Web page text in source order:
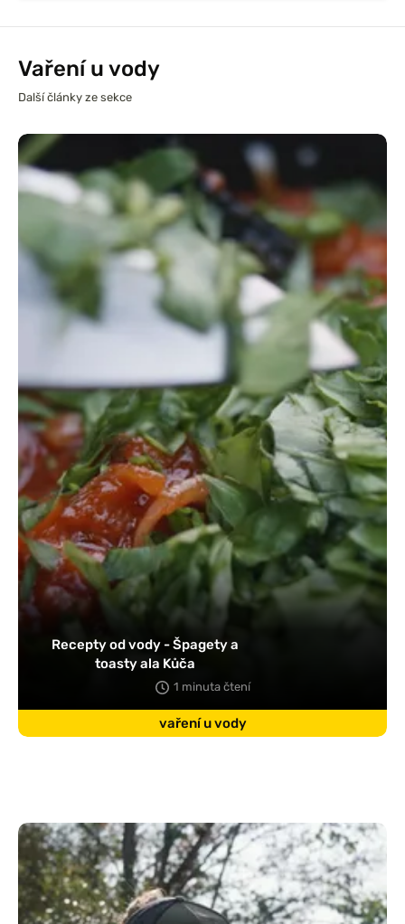
Vaření u vody
Další články ze sekce
vaření u vody
Recepty od vody - Špagety a
toasty ala Kůča
1 minuta čtení